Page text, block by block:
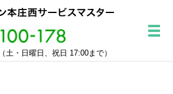
（土・日曜日、祝日 17:00まで）
メ